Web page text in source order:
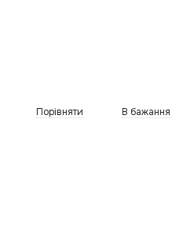
Порівняти В бажання